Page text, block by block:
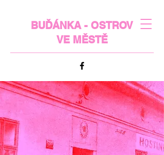
BUĎÁNKA - OSTROV
VE MĚSTĚ